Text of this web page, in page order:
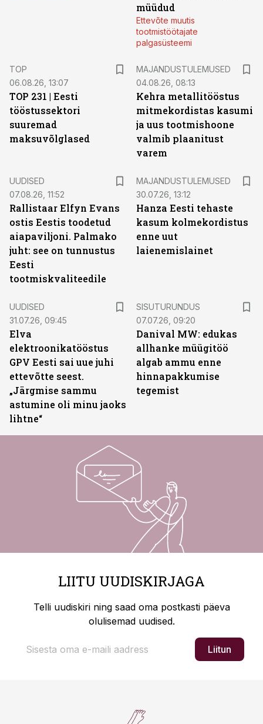
müüdud
Ettevõte muutis
tootmistöötajate
palgasüsteemi
TOP
06.08.26, 13:07
TOP 231 | Eesti
tööstussektori
suuremad
maksuvõlglased
MAJANDUSTULEMUSED
04.08.26, 08:13
Kehra metallitööstus
mitmekordistas kasumi
ja uus tootmishoone
valmib plaanitust
varem
UUDISED
07.08.26, 11:52
Rallistaar Elfyn Evans
ostis Eestis toodetud
aiapaviljoni. Palmako
juht: see on tunnustus
Eesti
tootmiskvaliteedile
MAJANDUSTULEMUSED
30.07.26, 13:12
Hanza Eesti tehaste
kasum kolmekordistus
enne uut
laienemislainet
UUDISED
31.07.26, 09:45
Elva
elektroonikatööstus
GPV Eesti sai uue juhi
ettevõtte seest.
„Järgmise sammu
astumine oli minu jaoks
lihtne“
SISUTURUNDUS
07.07.26, 09:20
Danival MW: edukas
allhanke müügitöö
algab ammu enne
hinnapakkumise
tegemist
LIITU UUDISKIRJAGA
Telli uudiskiri ning saad oma postkasti päeva
olulisemad uudised.
Liitun